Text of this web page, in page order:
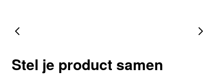
Stel je product samen